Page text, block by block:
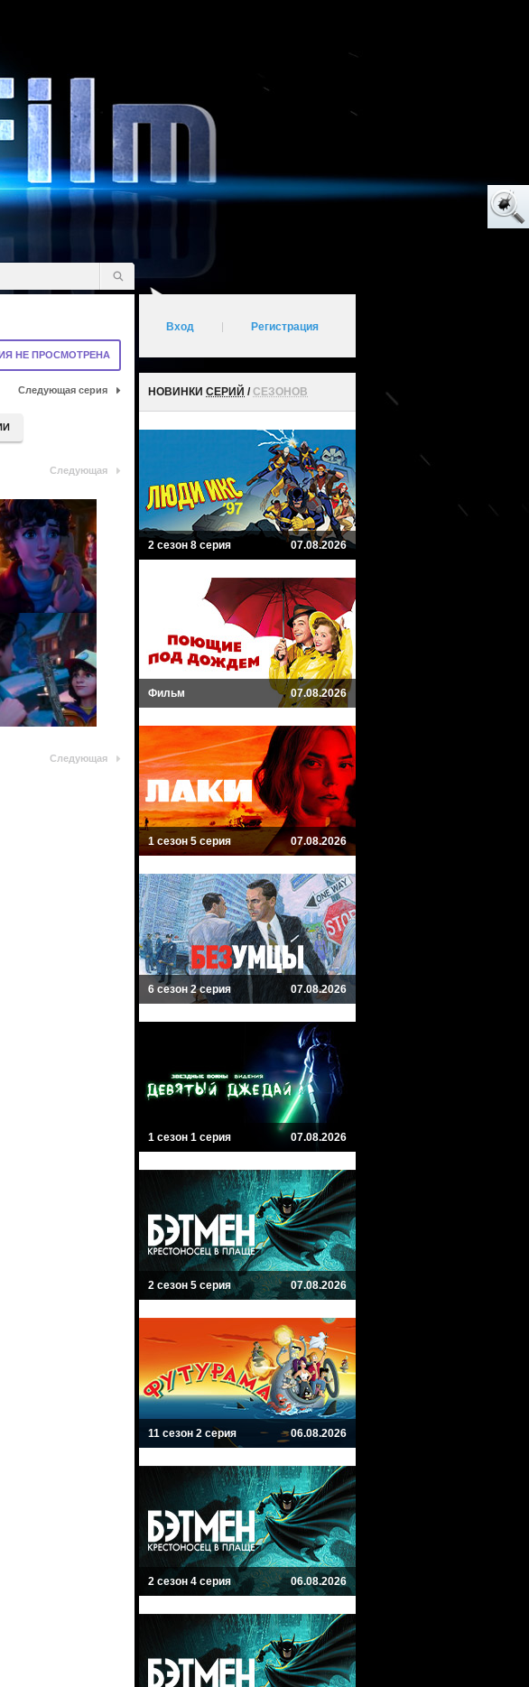
НЕ ПРОСМОТРЕНА
Следующая серия
Следующая
Следующая
Вход Регистрация
НОВИНКИ СЕРИЙ /СЕЗОНОВ
2 сезон 8 серия 07.08.2026
Фильм 07.08.2026
1 сезон 5 серия 07.08.2026
6 сезон 2 серия 07.08.2026
1 сезон 1 серия 07.08.2026
2 сезон 5 серия 07.08.2026
11 сезон 2 серия 06.08.2026
2 сезон 4 серия 06.08.2026